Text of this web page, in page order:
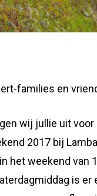
families en
wij jullie uit voor
2017 bij
het weekend van
is er